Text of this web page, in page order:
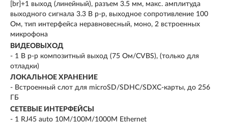
[br]+1 выход (линейный), разъем 3.5 мм, макс. амплитуда
выходного сигнала 3.3 В p-p, выходное сопротивление 100
Ом, тип интерфейса неравновесный, моно, 2 встроенных
микрофона
ВИДЕОВЫХОД
- 1 В p-p композитный выход (75 Ом/CVBS), (только для
отладки)
ЛОКАЛЬНОЕ ХРАНЕНИЕ
- Встроенный слот для microSD/SDHC/SDXC-карты, до 256
ГБ
СЕТЕВЫЕ ИНТЕРФЕЙСЫ
- 1 RJ45 auto 10M/100M/1000M Ethernet